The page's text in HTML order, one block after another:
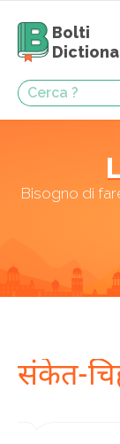
Bolti
Bisogno di
संकेत-